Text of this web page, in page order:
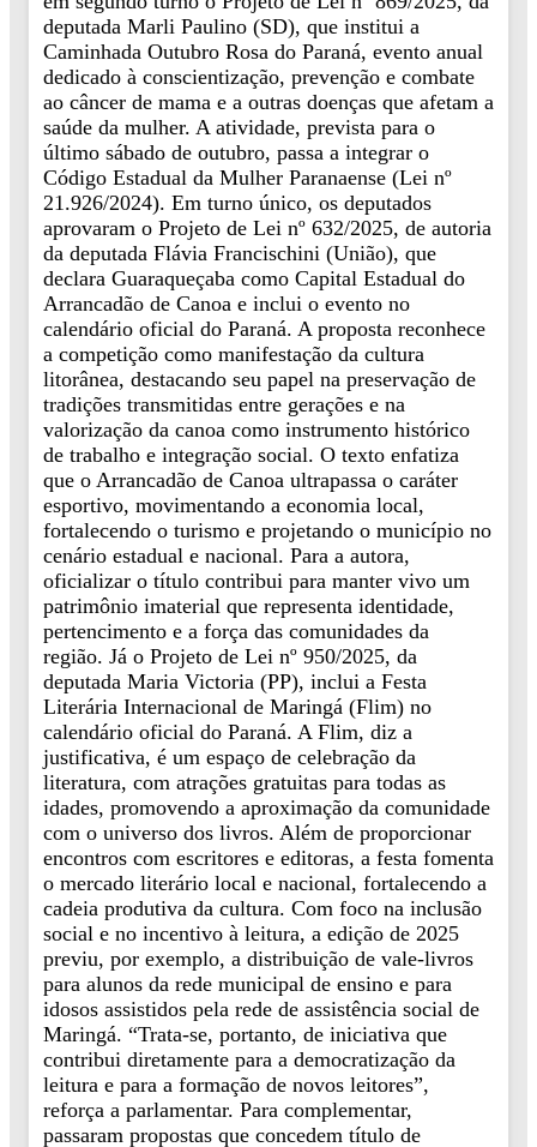
deputada Marli Paulino (SD), que institui a
Caminhada Outubro Rosa do Paraná, evento anual
dedicado à conscientização, prevenção e combate
ao câncer de mama e a outras doenças que afetam a
saúde da mulher. A atividade, prevista para o
último sábado de outubro, passa a integrar o
Código Estadual da Mulher Paranaense (Lei nº
21.926/2024). Em turno único, os deputados
aprovaram o Projeto de Lei nº 632/2025, de autoria
da deputada Flávia Francischini (União), que
declara Guaraqueçaba como Capital Estadual do
Arrancadão de Canoa e inclui o evento no
calendário oficial do Paraná. A proposta reconhece
a competição como manifestação da cultura
litorânea, destacando seu papel na preservação de
tradições transmitidas entre gerações e na
valorização da canoa como instrumento histórico
de trabalho e integração social. O texto enfatiza
que o Arrancadão de Canoa ultrapassa o caráter
esportivo, movimentando a economia local,
fortalecendo o turismo e projetando o município no
cenário estadual e nacional. Para a autora,
oficializar o título contribui para manter vivo um
patrimônio imaterial que representa identidade,
pertencimento e a força das comunidades da
região. Já o Projeto de Lei nº 950/2025, da
deputada Maria Victoria (PP), inclui a Festa
Literária Internacional de Maringá (Flim) no
calendário oficial do Paraná. A Flim, diz a
justificativa, é um espaço de celebração da
literatura, com atrações gratuitas para todas as
idades, promovendo a aproximação da comunidade
com o universo dos livros. Além de proporcionar
encontros com escritores e editoras, a festa fomenta
o mercado literário local e nacional, fortalecendo a
cadeia produtiva da cultura. Com foco na inclusão
social e no incentivo à leitura, a edição de 2025
previu, por exemplo, a distribuição de vale-livros
para alunos da rede municipal de ensino e para
idosos assistidos pela rede de assistência social de
Maringá. “Trata-se, portanto, de iniciativa que
contribui diretamente para a democratização da
leitura e para a formação de novos leitores”,
reforça a parlamentar. Para complementar,
passaram propostas que concedem título de